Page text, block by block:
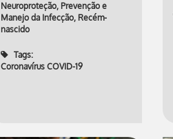
Neuroproteção, Prevenção e
Manejo da Infecção, Recém-
nascido
Tags:
Coronavírus COVID-19